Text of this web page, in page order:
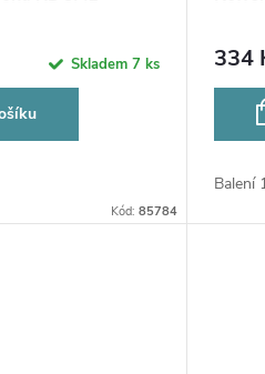
Skladem7 ks
Kód:85784
334
Balení